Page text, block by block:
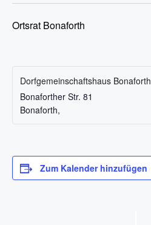
Ortsrat Bonaforth
Dorfgemeinschaftshaus Bonaforth
Bonaforther Str. 81
Bonaforth,
Zum Kalender hinzufügen